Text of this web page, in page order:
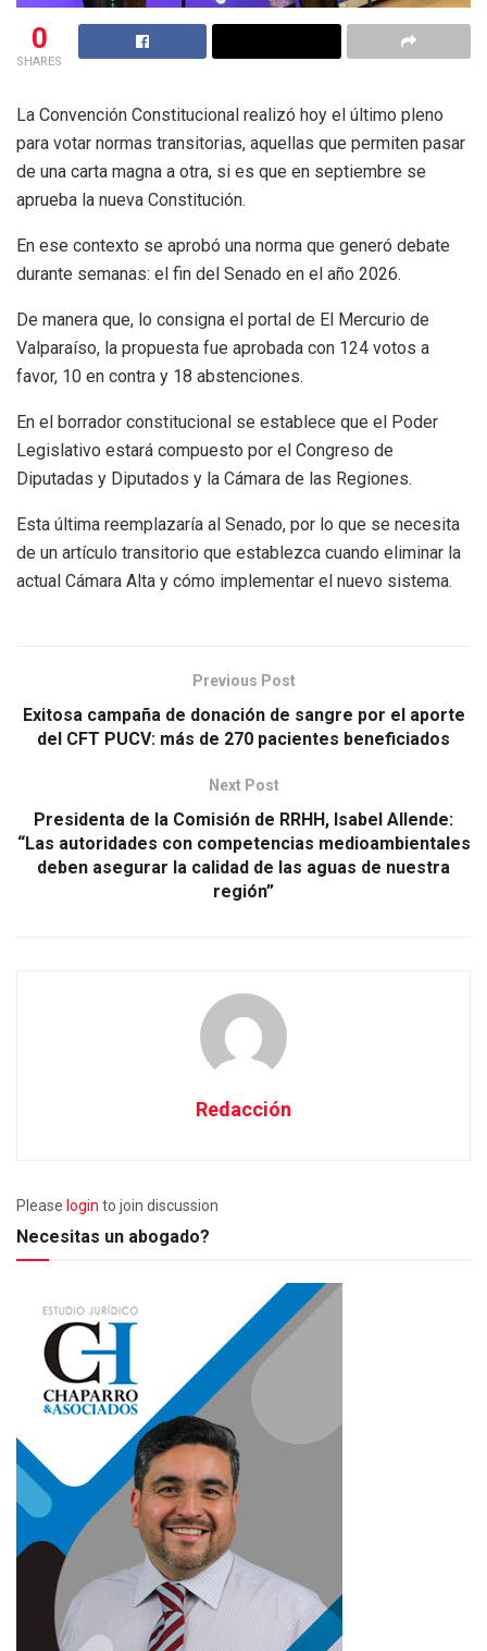
0
SHARES
La Convención Constitucional realizó hoy el último pleno
para votar normas transitorias, aquellas que permiten pasar
de una carta magna a otra, si es que en septiembre se
aprueba la nueva Constitución.
En ese contexto se aprobó una norma que generó debate
durante semanas: el fin del Senado en el año 2026.
De manera que, lo consigna el portal de El Mercurio de
Valparaíso, la propuesta fue aprobada con 124 votos a
favor, 10 en contra y 18 abstenciones.
En el borrador constitucional se establece que el Poder
Legislativo estará compuesto por el Congreso de
Diputadas y Diputados y la Cámara de las Regiones.
Esta última reemplazaría al Senado, por lo que se necesita
de un artículo transitorio que establezca cuando eliminar la
actual Cámara Alta y cómo implementar el nuevo sistema.
Previous Post
Exitosa campaña de donación de sangre por el aporte
del CFT PUCV: más de 270 pacientes beneficiados
Next Post
Presidenta de la Comisión de RRHH, Isabel Allende:
“Las autoridades con competencias medioambientales
deben asegurar la calidad de las aguas de nuestra
región”
Redacción
Please login to join discussion
Necesitas un abogado?